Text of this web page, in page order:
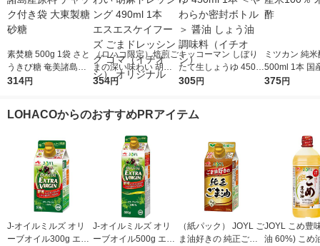
素焚糖 500g 1袋 さと
うきび糖 奄美諸島産
原料 チャック付き袋
314円
（ロハコ限定）焙煎ご
まの深い味わい 胡麻
ドレッシング 490ml 1
ゴマ（イチオシ） オ
354円
キッコーマン しぼり
たて生しょうゆ 450m
l 1本 ＜やわらか密封
シ）
305円
ミツカン 純
500ml 1本 国
0％ 米酢 食酢
375円
LOHACOからのおすすめPRアイテム
J-オイルミルズ オリ
ーブオイル300g エキ
J-オイルミルズ オリ
ーブオイル500g エキ
（紙パック） JOYL ご
ま油好きの 純正ごま
JOYL こめ豊
油 60%) こめ油 ブレ